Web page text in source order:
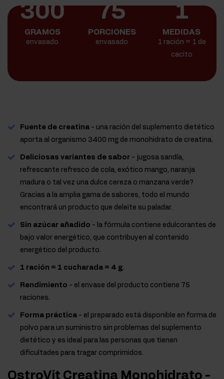
300
GRAMOS
envasado
75
PORCIONES
envasado
1
MEDIDAS
1 ración = 1 de
cacito
Fuente de creatina - una ración del suplemento dietético
aporta al organismo 3400 mg de monohidrato de creatina.
Deliciosas variantes de sabor - jugosa sandía,
refrescante refresco de cola, exótico mango, naranja
madura o tal vez una dulce cereza o manzana verde?
Gracias a la amplia gama de sabores, todo el mundo
encontrará un producto que deleite su paladar.
Sin azúcar añadido - la fórmula contiene edulcorantes de
bajo valor energético, que contribuyen al contenido
energético del producto.
1 ración = 1 cucharada = 4 g.
Rendimiento - el envase del producto contiene 75
raciones.
Forma práctica - el preparado está disponible en forma de
polvo para un suministro sin problemas del suplemento
dietético y es ideal para las personas que tienen
dificultades para tragar comprimidos.
OstroVit Creatina Monohidrato -